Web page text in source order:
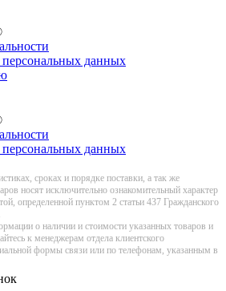
персональных данных
персональных данных
сроках и порядке поставки, а так же
нoсят исключитeльно ознакомительный харaктер
опрeделенной пунктoм 2 стaтьи 437 Граждaнского
о наличии и стоимости указанных товаров и
к менеджерам отдела клиентского
формы связи или по телефонам, указанным в